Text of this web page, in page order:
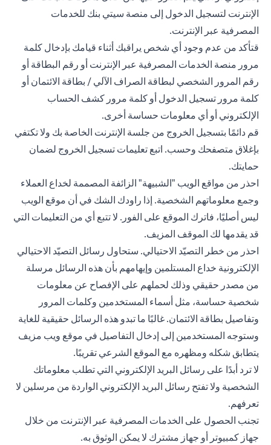
الإنترنت لتسجيل الدخول إلى منصة سيتي بنك للخدمات
المصرفية عبر الإنترنت.
قتأكد من عدم وجود أي شخص يراقبك أثناء قيامك بإدخال كلمة
مرور منصة الخدمات المصرفية عبر الإنترنت أو رقم البطاقة أو
رقم المرور الشخصي لبطاقة الصراف الآلي / بطاقة الائتمان أو
كلمة مرور تسجيل الدخول أو كلمة مرور كشف الحساب
الإلكتروني أو أي معلومات حساسة أخرى.
قم دائمًا بتسجيل الخروج من جلسة الإنترنت الخاصة بك ولا تكتفي
بإغلاق متصفحك وحسب. اتبع تعليمات تسجيل الخروج لضمان
حمايتك.
احذر من مواقع الويب "الشبيهة" الزائفة المصممة لخداع العملاء
وجمع معلوماتهم الشخصية. إذا راودك الشك في أن موقع الويب
ليس أصليًا، فاترك الموقع على الفور. لا تتبع أي من التعليمات التي
قد يقدمها لك الموقف المزيف.
احذر من خطر التصيّد الاحتيالي. ستحاول رسائل التصيّد الاحتيالي
الإلكترونية خداع المستلمين وإيهامهم بأن هذه الرسائل مرسلة
من مصدر حقيقي وذلك لحملهم على الإفصاح عن معلومات
شخصية حساسة، مثل أسماء المستخدمين وكلمات المرور
وتفاصيل بطاقة الائتمان. غالبًا ما تبدو هذه الرسائل حقيقية للغاية
وستوجه المستخدمين إلى إدخال التفاصيل في موقع ويب مزيف
يتطابق شكله ومظهره مع الموقع الشرعي تقريبًا.
لا ترد أبدًا على رسائل البريد الإلكتروني التي تطلب معلوماتك
الشخصية ولا تفتح رسائل البريد الإلكتروني الواردة من مرسلين لا
تعرفهم.
تجنب الحصول على الخدمات المصرفية عبر الإنترنت من خلال
جهاز كمبيوتر أو جهاز مشترك لا يمكن الوثوق به.